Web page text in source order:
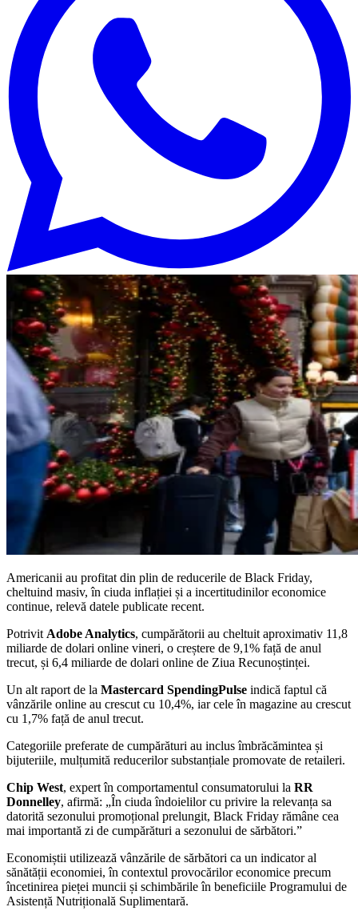
Americanii au profitat din plin de reducerile de Black Friday,
cheltuind masiv, în ciuda inflației și a incertitudinilor economice
continue, relevă datele publicate recent.
Potrivit Adobe Analytics, cumpărătorii au cheltuit aproximativ 11,8
miliarde de dolari online vineri, o creștere de 9,1% față de anul
trecut, și 6,4 miliarde de dolari online de Ziua Recunoștinței.
Un alt raport de la Mastercard SpendingPulse indică faptul că
vânzările online au crescut cu 10,4%, iar cele în magazine au crescut
cu 1,7% față de anul trecut.
Categoriile preferate de cumpărături au inclus îmbrăcămintea și
bijuteriile, mulțumită reducerilor substanțiale promovate de retaileri.
Chip West, expert în comportamentul consumatorului la RR
Donnelley, afirmă: „În ciuda îndoielilor cu privire la relevanța sa
datorită sezonului promoțional prelungit, Black Friday rămâne cea
mai importantă zi de cumpărături a sezonului de sărbători.”
Economiștii utilizează vânzările de sărbători ca un indicator al
sănătății economiei, în contextul provocărilor economice precum
încetinirea pieței muncii și schimbările în beneficiile Programului de
Asistență Nutrițională Suplimentară.